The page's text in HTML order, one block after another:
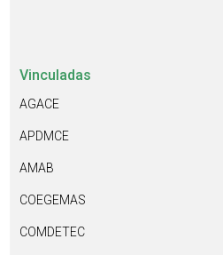
Vinculadas
AGACE
APDMCE
AMAB
COEGEMAS
COMDETEC